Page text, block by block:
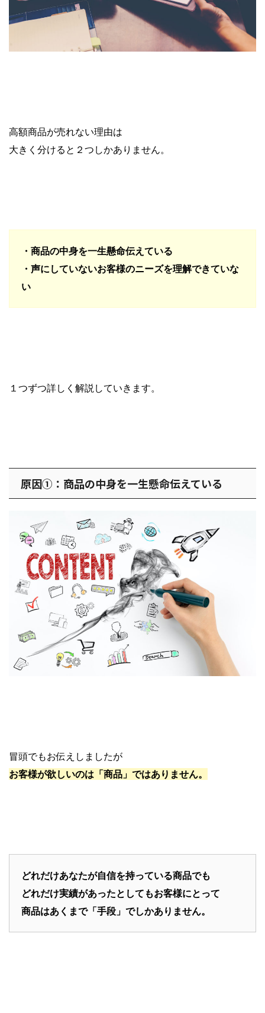
高額商品が売れない理由は
大きく分けると２つしかありません。
・商品の中身を一生懸命伝えている
・声にしていないお客様のニーズを理解できていな
い
１つずつ詳しく解説していきます。
原因①：商品の中身を一生懸命伝えている
冒頭でもお伝えしましたが
お客様が欲しいのは「商品」ではありません。
どれだけあなたが自信を持っている商品でも
どれだけ実績があったとしてもお客様にとって
商品はあくまで「手段」でしかありません。